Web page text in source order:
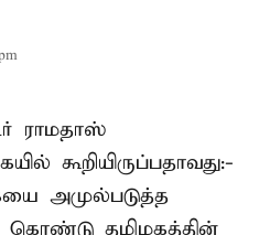
ராமதாஸ்
கூறியிருப்பதாவது:-
அமுல்படுத்த
கொண்டு தமிழகத்தின்